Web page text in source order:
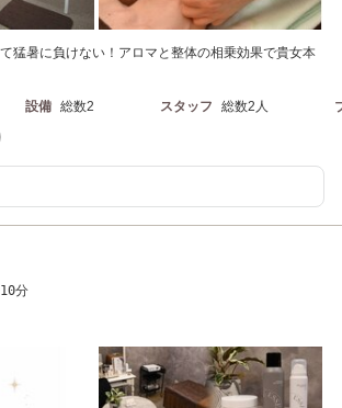
猛暑に負けない！アロマと整体の相乗効果で貴女本
設備 総数2 スタッフ 総数2人
分